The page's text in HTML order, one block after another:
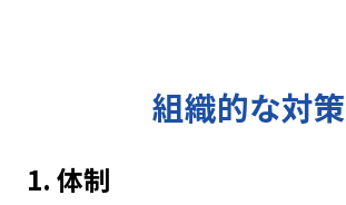
組織的な対策
1. 体制